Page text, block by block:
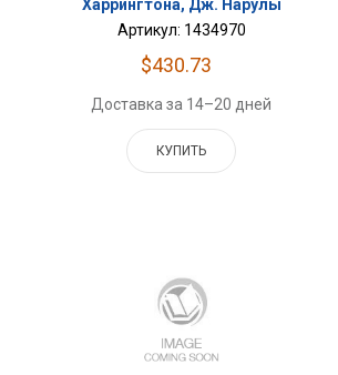
Харрингтона, Дж. Нарулы
Артикул: 1434970
$430.73
Доставка за 14–20 дней
КУПИТЬ